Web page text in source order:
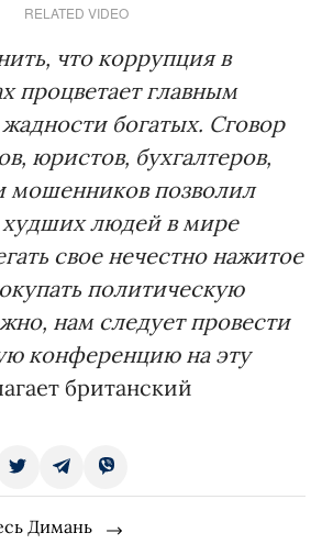
RELATED VIDEO
что коррупция в
процветает главным
богатых. Сговор
юристов, бухгалтеров,
мошенников позволил
людей в мире
свое нечестно нажитое
политическую
нам следует провести
конференцию на эту
британский
Димань